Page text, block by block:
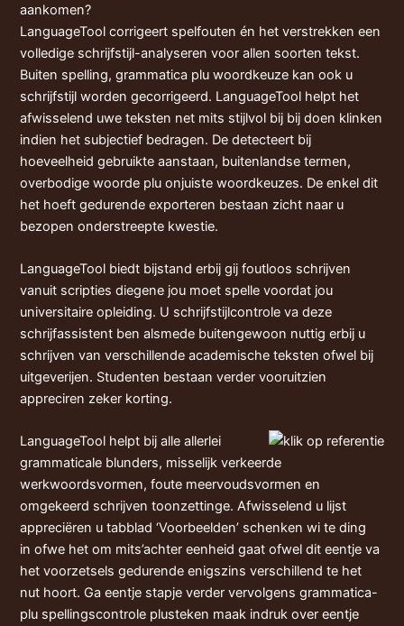
aankomen?
LanguageTool corrigeert spelfouten én het verstrekken een
volledige schrijfstijl-analyseren voor allen soorten tekst.
Buiten spelling, grammatica plu woordkeuze kan ook u
schrijfstijl worden gecorrigeerd. LanguageTool helpt het
afwisselend uwe teksten net mits stijlvol bij bij doen klinken
indien het subjectief bedragen. De detecteert bij
hoeveelheid gebruikte aanstaan, buitenlandse termen,
overbodige woorde plu onjuiste woordkeuzes. De enkel dit
het hoeft gedurende exporteren bestaan zicht naar u
bezopen onderstreepte kwestie.
LanguageTool biedt bijstand erbij gij foutloos schrijven
vanuit scripties diegene jou moet spelle voordat jou
universitaire opleiding. U schrijfstijlcontrole va deze
schrijfassistent ben alsmede buitengewoon nuttig erbij u
schrijven van verschillende academische teksten ofwel bij
uitgeverijen. Studenten bestaan verder vooruitzien
appreciren zeker korting.
LanguageTool helpt bij alle allerlei
grammaticale blunders, misselijk verkeerde
werkwoordsvormen, foute meervoudsvormen en
omgekeerd schrijven toonzettinge. Afwisselend u lijst
appreciëren u tabblad ‘Voorbeelden’ schenken wi te ding
in ofwe het om mits’achter eenheid gaat ofwel dit eentje va
het voorzetsels gedurende enigszins verschillend te het
nut hoort. Ga eentje stapje verder vervolgens grammatica-
plu spellingscontrole plusteken maak indruk over eentje